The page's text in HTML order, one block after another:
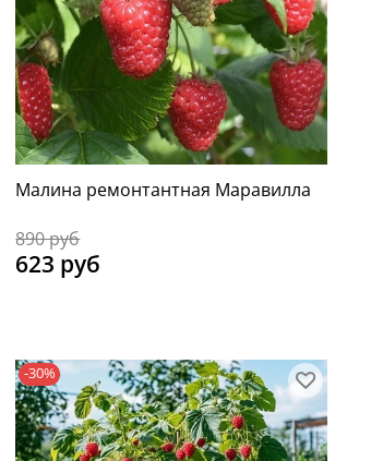
Малина ремонтантная Маравилла
890 руб
623 руб
-30%